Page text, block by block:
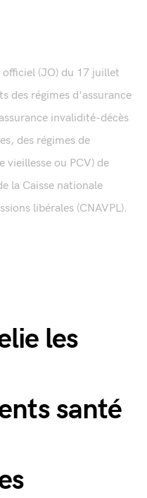
(JO) du 17 juillet
des régimes d'assurance
invalidité-décès
des régimes de
vieillesse ou PCV) de
la Caisse nationale
libérales (CNAVPL).
les
santé